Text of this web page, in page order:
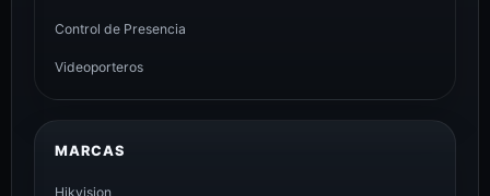
Control de Presencia
Videoporteros
MARCAS
Hikvision